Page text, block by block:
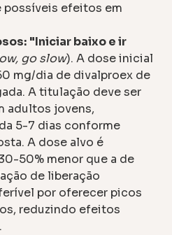
possíveis efeitos em
"Iniciar baixo e ir
go slow). A dose inicial
mg/dia de divalproex de
A titulação deve ser
adultos jovens,
5-7 dias conforme
A dose alvo é
50% menor que a de
de liberação
por oferecer picos
reduzindo efeitos